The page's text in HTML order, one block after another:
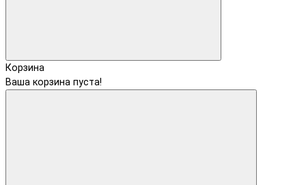
Корзина
Ваша корзина пуста!